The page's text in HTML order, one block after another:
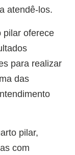
atendê-los.
pilar oferece
para realizar
das
pilar,
com